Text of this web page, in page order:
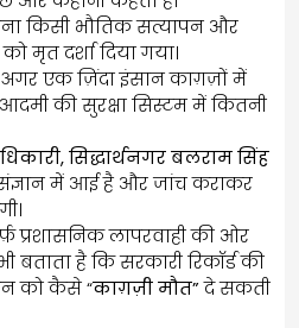
किसी भौतिक सत्यापन और
मृत दर्शा दिया गया।
एक ज़िंदा इंसान काग़ज़ों में
की सुरक्षा सिस्टम में कितनी
सिद्धार्थनगर बलराम सिंह
में आई है और जांच कराकर
प्रशासनिक लापरवाही की ओर
बताता है कि सरकारी रिकॉर्ड की
को कैसे “काग़ज़ी मौत”दे सकती